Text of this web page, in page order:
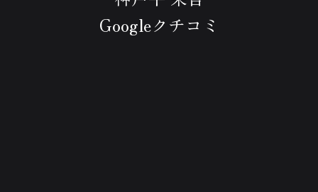
Googleクチコミ